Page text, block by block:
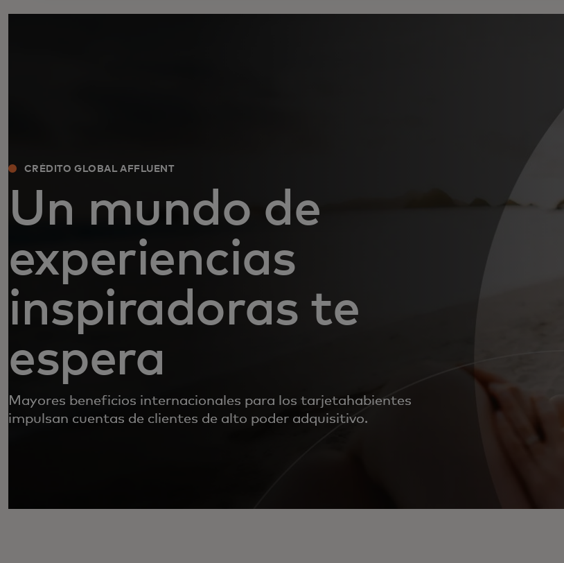
CRÉDITO GLOBAL AFFLUENT
Un mundo de
experiencias
inspiradoras te
espera
Mayores beneficios internacionales para los tarjetahabientes
impulsan cuentas de clientes de alto poder adquisitivo.